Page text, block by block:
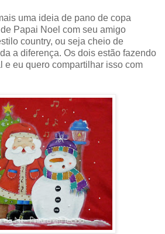
uma ideia de pano de copa
Papai Noel com seu amigo
country, ou seja cheio de
a diferença. Os dois estão fazendo
e eu quero compartilhar isso com